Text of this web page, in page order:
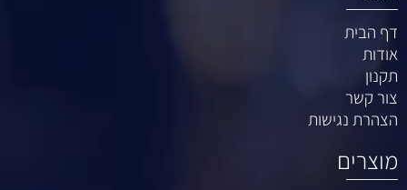
דף הבית
אודות
תקנון
צור קשר
הצהרת נגישות
מוצרים